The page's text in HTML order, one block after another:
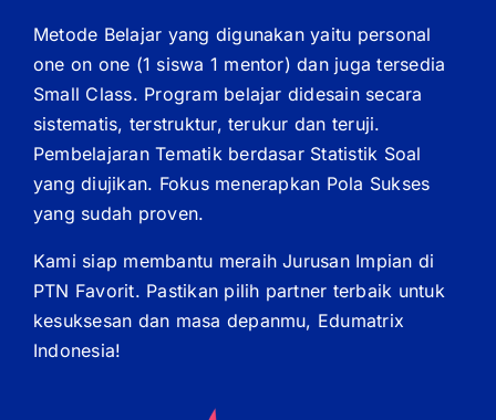
Metode Belajar yang digunakan yaitu personal
one on one (1 siswa 1 mentor) dan juga tersedia
Small Class. Program belajar didesain secara
sistematis, terstruktur, terukur dan teruji.
Pembelajaran Tematik berdasar Statistik Soal
yang diujikan. Fokus menerapkan Pola Sukses
yang sudah proven.
Kami siap membantu meraih Jurusan Impian di
PTN Favorit. Pastikan pilih partner terbaik untuk
kesuksesan dan masa depanmu, Edumatrix
Indonesia!